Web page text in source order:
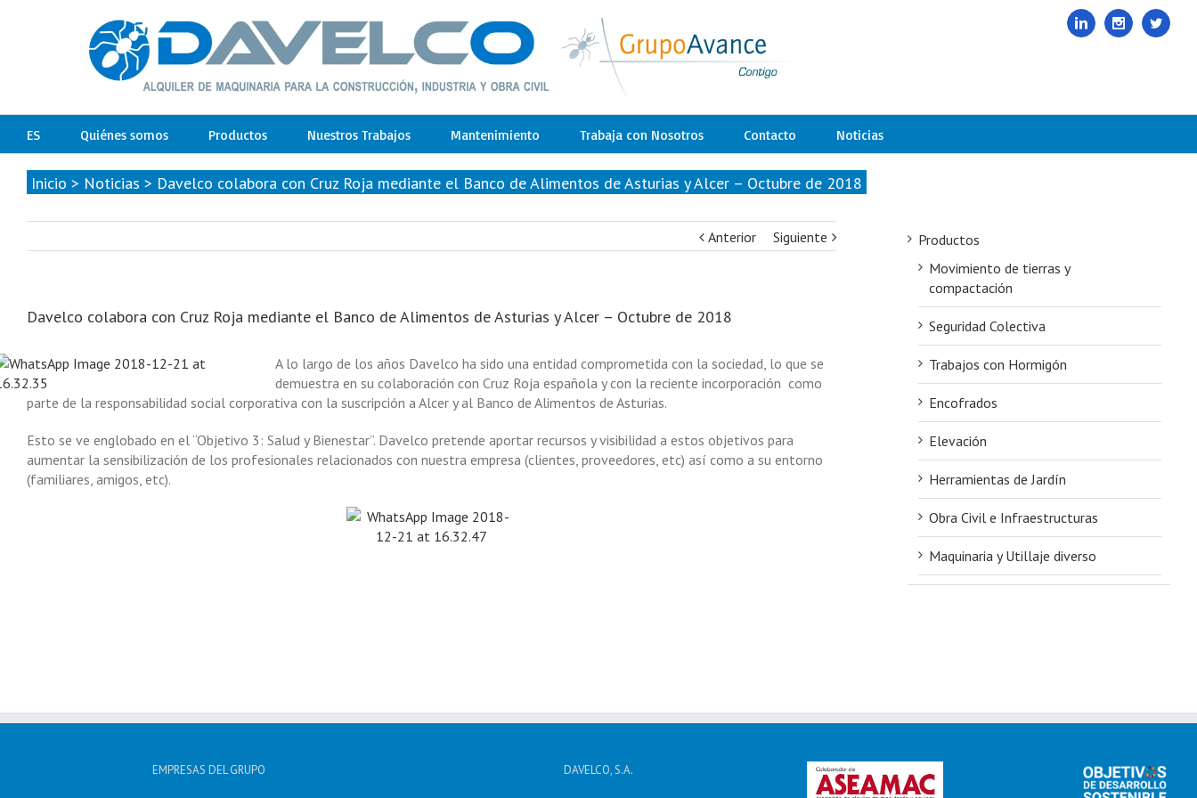
Linkedin InstagramTwitter
ES Quiénes somos Productos Nuestros Trabajos Mantenimiento Trabaja con Nosotros Contacto Noticias
Inicio > Noticias > Davelco colabora con Cruz Roja mediante el Banco de Alimentos de Asturias y Alcer – Octubre de 2018
Anterior Siguiente
Davelco colabora con Cruz Roja mediante el Banco de Alimentos de Asturias y Alcer – Octubre de 2018
A lo largo de los años Davelco ha sido una entidad comprometida con la sociedad, lo que se
demuestra en su colaboración con Cruz Roja española y con la reciente incorporación como
parte de la responsabilidad social corporativa con la suscripción a Alcer y al Banco de Alimentos de Asturias.
Esto se ve englobado en el “Objetivo 3: Salud y Bienestar”. Davelco pretende aportar recursos y visibilidad a estos objetivos para
aumentar la sensibilización de los profesionales relacionados con nuestra empresa (clientes, proveedores, etc) así como a su entorno
(familiares, amigos, etc).
Productos
Movimiento de tierras y
compactación
Seguridad Colectiva
Trabajos con Hormigón
Encofrados
Elevación
Herramientas de Jardín
Obra Civil e Infraestructuras
Maquinaria y Utillaje diverso
EMPRESAS DEL GRUPO DAVELCO, S.A.